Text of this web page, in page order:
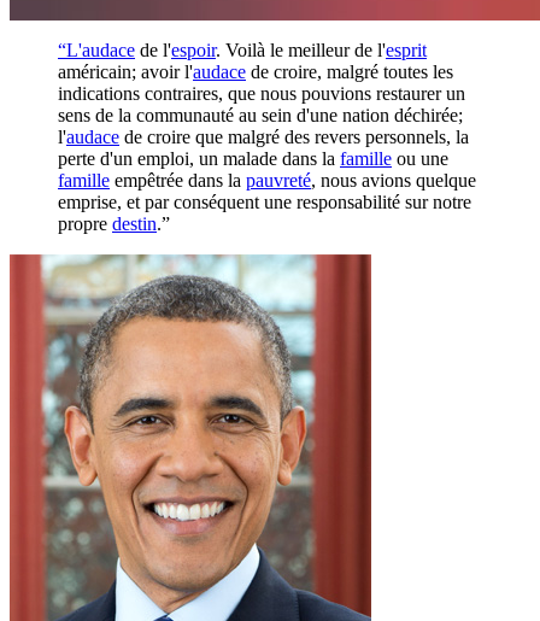
“L'audace de l'espoir. Voilà le meilleur de l'esprit
américain; avoir l'audace de croire, malgré toutes les
indications contraires, que nous pouvions restaurer un
sens de la communauté au sein d'une nation déchirée;
l'audace de croire que malgré des revers personnels, la
perte d'un emploi, un malade dans la famille ou une
famille empêtrée dans la pauvreté, nous avions quelque
emprise, et par conséquent une responsabilité sur notre
propre destin.”